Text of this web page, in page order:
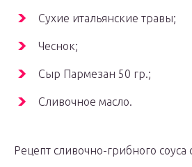
Сухие итальянские травы;
Чеснок;
Сыр Пармезан 50 гр.;
Сливочное масло.
Рецепт сливочно-грибного